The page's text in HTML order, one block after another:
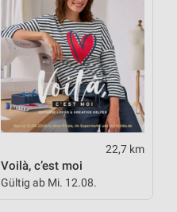
22,7 km
Voilà, c’est moi
Gültig ab Mi. 12.08.